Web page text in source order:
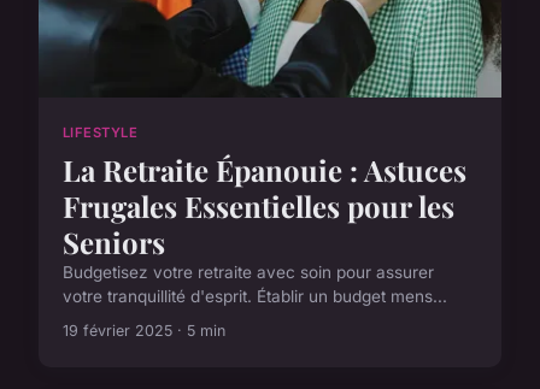
LIFESTYLE
La Retraite Épanouie : Astuces
Frugales Essentielles pour les
Seniors
Budgetisez votre retraite avec soin pour assurer
votre tranquillité d'esprit. Établir un budget mens...
19 février 2025 · 5 min